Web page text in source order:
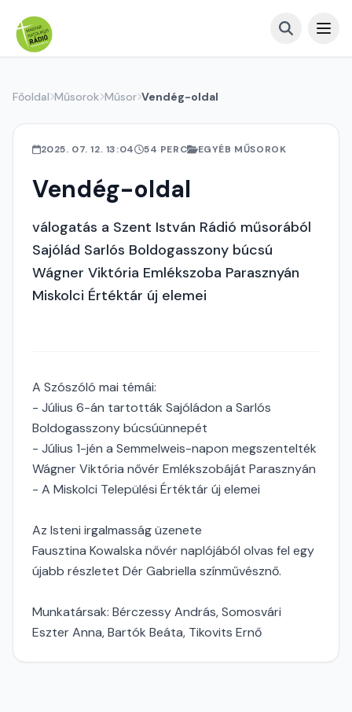
Főoldal Műsorok Műsor Vendég-oldal
2025. 07. 12. 13:04 54 PERC EGYÉB MŰSOROK
Vendég-oldal
válogatás a Szent István Rádió műsorából
Sajólád Sarlós Boldogasszony búcsú
Wágner Viktória Emlékszoba Parasznyán
Miskolci Értéktár új elemei
A Szószóló mai témái:
- Július 6-án tartották Sajóládon a Sarlós
Boldogasszony búcsúünnepét
- Július 1-jén a Semmelweis-napon megszentelték
Wágner Viktória nővér Emlékszobáját Parasznyán
- A Miskolci Települési Értéktár új elemei
Az Isteni irgalmasság üzenete
Fausztina Kowalska nővér naplójából olvas fel egy
újabb részletet Dér Gabriella színművésznő.
Munkatársak: Bérczessy András, Somosvári
Eszter Anna, Bartók Beáta, Tikovits Ernő